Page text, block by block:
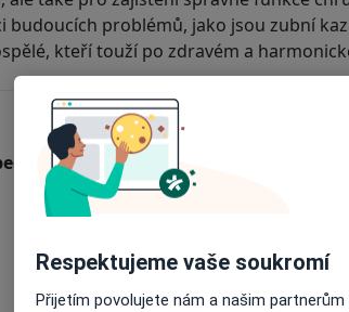
budoucích problémů, jako jsou zubní
kteří touží po zdravém a
a pracovišť
Respektujeme vaše soukromí
Přijetím povolujete nám a našim